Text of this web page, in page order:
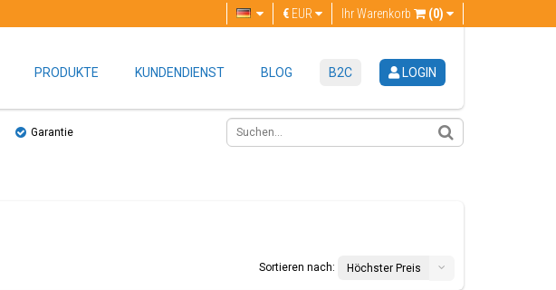
Ihr Warenkorb (0)
€ EUR
PRODUKTE KUNDENDIENST BLOG B2C LOGIN
Garantie
Sortieren nach:
Höchster Preis